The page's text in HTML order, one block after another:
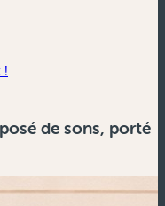
!
de sons, porté